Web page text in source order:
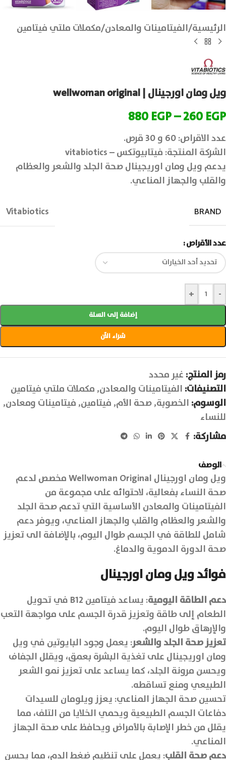
الرئيسية/الفيتامينات والمعادن/مكملات ملتي فيتامين
ويل ومان اورجينال | wellwoman original
260EGP
–
880EGP
عدد الاقراص: 60 و 30 قرص.
الشركة المنتجة: فيتابيوتكس – vitabiotics
يدعم ويل ومان اوريجينال صحة الجلد والشعر والعظام
والقلب والجهاز المناعي.
BRAND
Vitabiotics
عدد الأقراص
-
+
إضافة إلى السلة
شراء الآن
رمز المنتج: غير محدد
التصنيفات: الفيتامينات والمعادن, مكملات ملتي فيتامين
الوسوم: الخصوبة,صحة الأم, فيتامين, فيتامينات ومعادن,
للنساء
مشاركة:
الوصف
ويل ومان اورجينال Wellwoman Original مخصص لدعم
صحة النساء بفعالية، لاحتوائه على مجموعة من
الفيتامينات والمعادن الأساسية التي تدعم صحة الجلد
والشعر والعظام والقلب والجهاز المناعي، ويوفر دعم
شامل للطاقة في الجسم طوال اليوم، بالإضافة الى تعزيز
صحة الدورة الدموية والدماغ.
فوائد ويل ومان اورجينال
دعم الطاقة اليومية
: يساعد فيتامين B12 في تحويل
الطعام إلى طاقة وتعزيز قدرة الجسم على مواجهة التعب
والإرهاق طوال اليوم.
تعزيز صحة الجلد والشعر: يعمل وجود البايوتين في ويل
ومان اوريجينال على تغذية البشرة بعمق، ويقلل الجفاف
ويحسن مرونة الجلد، كما يساعد على تعزيز نمو الشعر
الطبيعي ومنع تساقطه.
تحسين صحة الجهاز المناعي: يعزز ويلومان للسيدات
دفاعات الجسم الطبيعية ويحمي الخلايا من التلف، مما
يقلل من خطر الإصابة بالأمراض ويحافظ على صحة الجهاز
المناعي.
دعم صحة القلب: يعمل على تنظيم ضغط الدم، مما يحسن